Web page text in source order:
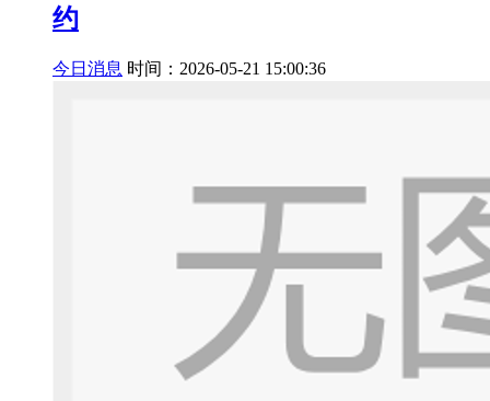
约
今日消息 时间：2026-05-21 15:00:36